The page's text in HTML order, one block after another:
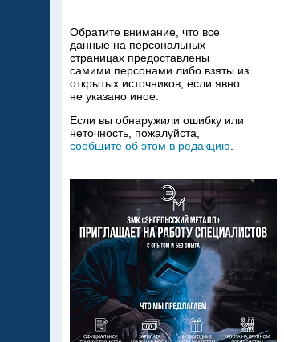
Обратите внимание, что все
данные на персональных
страницах предоставлены
самими персонами либо взяты из
открытых источников, если явно
не указано иное.
Если вы обнаружили ошибку или
неточность, пожалуйста,
сообщите об этом в редакцию